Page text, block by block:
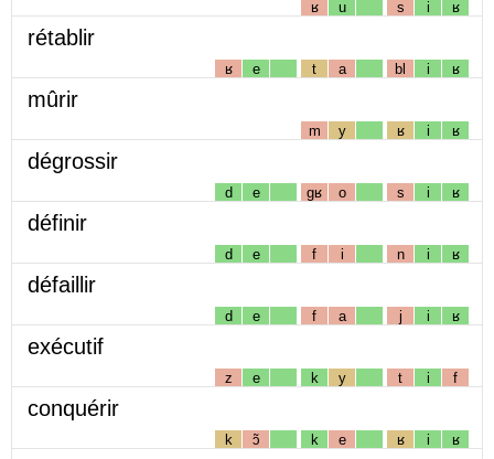
ʁ u s i ʁ
rétablir
ʁ e t a bl i ʁ
mûrir
m y ʁ i ʁ
dégrossir
d e gʁ o s i ʁ
définir
d e f i n i ʁ
défaillir
d e f a j i ʁ
exécutif
z e k y t i f
conquérir
k ɔ̃ k e ʁ i ʁ